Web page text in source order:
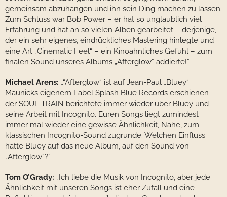
gemeinsam abzuhängen und ihn sein Ding machen zu lassen.
Zum Schluss war Bob Power – er hat so unglaublich viel
Erfahrung und hat an so vielen Alben gearbeitet – derjenige,
der ein sehr eigenes, eindrückliches Mastering hinlegte und
eine Art „Cinematic Feel“ – ein Kinoähnliches Gefühl – zum
finalen Sound unseres Albums „Afterglow“ addierte!“
Michael Arens: „“Afterglow“ ist auf Jean-Paul „Bluey“
Maunicks eigenem Label Splash Blue Records erschienen –
der SOUL TRAIN berichtete immer wieder über Bluey und
seine Arbeit mit Incognito. Euren Songs liegt zumindest
immer mal wieder eine gewisse Ähnlichkeit, Nähe, zum
klassischen Incognito-Sound zugrunde. Welchen Einfluss
hatte Bluey auf das neue Album, auf den Sound von
„Afterglow“?“
Tom O’Grady: „Ich liebe die Musik von Incognito, aber jede
Ähnlichkeit mit unseren Songs ist eher Zufall und eine